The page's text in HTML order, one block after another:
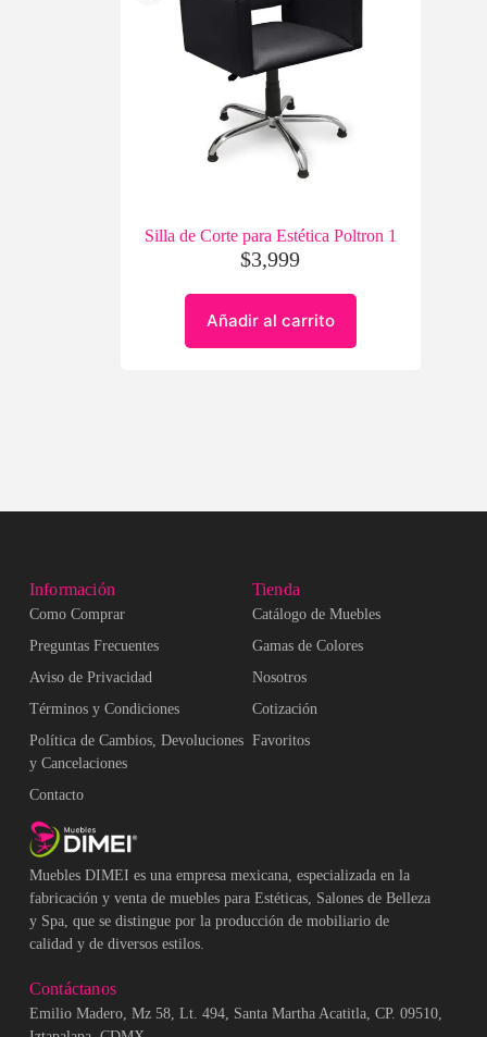
Silla de Corte para Estética Poltron 1
$3,999
Añadir al carrito
Muebles DIMEI es una empresa mexicana, especializada en la
fabricación y venta de muebles para Estéticas, Salones de Belleza
y Spa, que se distingue por la producción de mobiliario de
calidad y de diversos estilos.
Información
Como Comprar
Preguntas Frecuentes
Aviso de Privacidad
Términos y Condiciones
Política de Cambios, Devoluciones
y Cancelaciones
Contacto
Tienda
Catálogo de Muebles
Gamas de Colores
Nosotros
Cotización
Favoritos
Contáctanos
Emilio Madero, Mz 58, Lt. 494, Santa Martha Acatitla, CP. 09510,